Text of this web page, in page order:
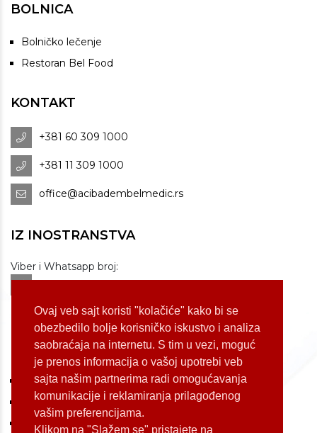
Ovaj veb sajt koristi "kolačiće" kako bi se
obezbedilo bolje korisničko iskustvo i analiza
saobraćaja na internetu. S tim u vezi, moguć
je prenos informacija o vašoj upotrebi veb
sajta našim partnerima radi omogućavanja
komunikacije i reklamiranja prilagođenog
vašim preferencijama.
Klikom na "Slažem se" pristajete na
BOLNICA
Bolničko lečenje
Restoran Bel Food
KONTAKT
+381 60 309 1000
+381 11 309 1000
office@acibadembelmedic.rs
IZ INOSTRANSTVA
Viber i Whatsapp broj:
+381 60 309 1070
Dostupnost: od 07 do 22h
LOKACIJE
Koste Jovanovića 87 (Voždovac)
Bulevar Oslobođenja 155 (Voždovac)
Bulevar Oslobođenja 165 (Voždovac)